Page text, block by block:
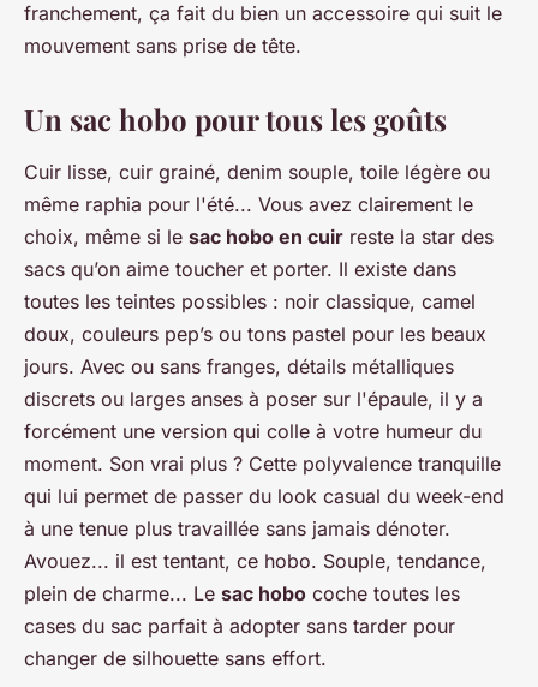
franchement, ça fait du bien un accessoire qui suit le
mouvement sans prise de tête.
Un sac hobo pour tous les goûts
Cuir lisse, cuir grainé, denim souple, toile légère ou
même raphia pour l'été... Vous avez clairement le
choix, même si le sac hobo en cuir reste la star des
sacs qu’on aime toucher et porter. Il existe dans
toutes les teintes possibles : noir classique, camel
doux, couleurs pep’s ou tons pastel pour les beaux
jours. Avec ou sans franges, détails métalliques
discrets ou larges anses à poser sur l'épaule, il y a
forcément une version qui colle à votre humeur du
moment. Son vrai plus ? Cette polyvalence tranquille
qui lui permet de passer du look casual du week-end
à une tenue plus travaillée sans jamais dénoter.
Avouez... il est tentant, ce hobo. Souple, tendance,
plein de charme... Le sac hobo coche toutes les
cases du sac parfait à adopter sans tarder pour
changer de silhouette sans effort.